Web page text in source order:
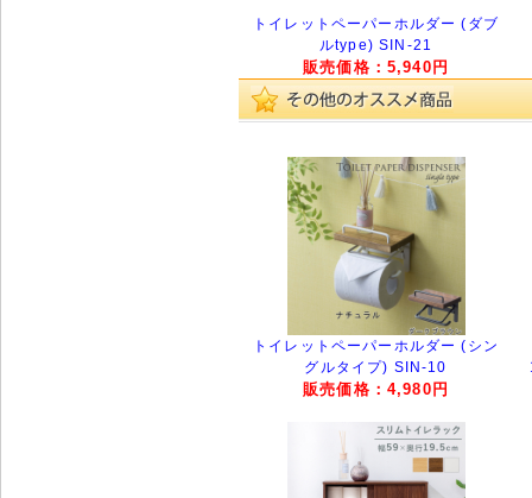
トイレットペーパーホルダー (ダブ
ルtype) SIN-21
販売価格：5,940円
トイレットペーパーホルダー (シン
グルタイプ) SIN-10
販売価格：4,980円